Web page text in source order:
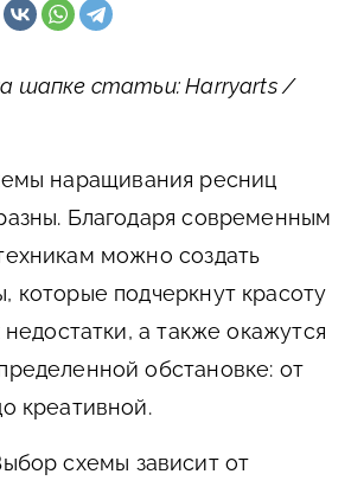
шапке статьи: Harryarts /
наращивания ресниц
Благодаря современным
можно создать
которые подчеркнут красоту
недостатки, а также окажутся
обстановке: от
креативной.
схемы зависит от